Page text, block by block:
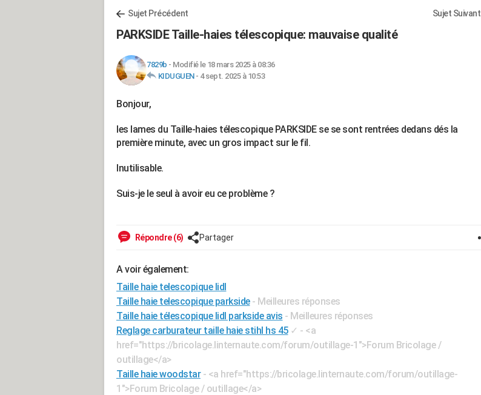
Sujet Précédent Sujet Suivant
PARKSIDE Taille-haies télescopique: mauvaise qualité
7829b - Modifié le 18 mars 2025 à 08:36
KIDUGUEN- 4 sept. 2025 à 10:53
Bonjour,
les lames du Taille-haies télescopique PARKSIDE se se sont rentrées dedans dés la
première minute, avec un gros impact sur le fil.
Inutilisable.
Suis-je le seul à avoir eu ce problème ?
Répondre (6) Partager
A voir également:
Taille haie telescopique lidl
Taille haie telescopique parkside - Meilleures réponses
Taille haie télescopique lidl parkside avis - Meilleures réponses
Reglage carburateur taille haie stihl hs 45 ✓ - <a
href="https://bricolage.linternaute.com/forum/outillage-1">Forum Bricolage /
outillage</a>
Taille haie woodstar - <a href="https://bricolage.linternaute.com/forum/outillage-
1">Forum Bricolage / outillage</a>